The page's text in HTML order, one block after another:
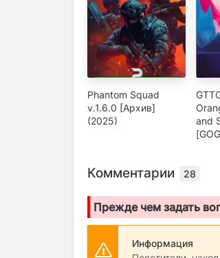
Phantom Squad
v.1.6.0 [Архив]
(2025)
and
Комментарии 28
Прежде чем задать
Информация